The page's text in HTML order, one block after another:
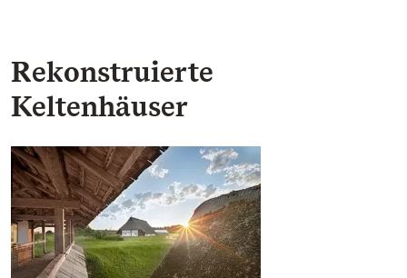
Rekonstruierte
Keltenhäuser